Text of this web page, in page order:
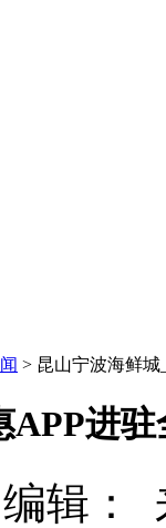
> 昆山宁波海鲜
APP进
编辑